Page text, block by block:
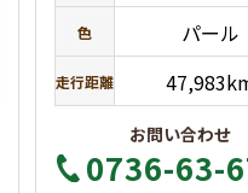
色 パール
走行距離
お問い合わせ
0736-63-